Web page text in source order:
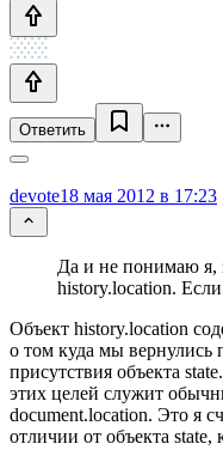
Ответить
devote18 мая 2012 в 17:23
Да и не понимаю я,
history.location. Если
Объект history.location
о том куда мы вернулись
присутствия объекта
этих целей служит
document.location. Это я
отличии от объекта